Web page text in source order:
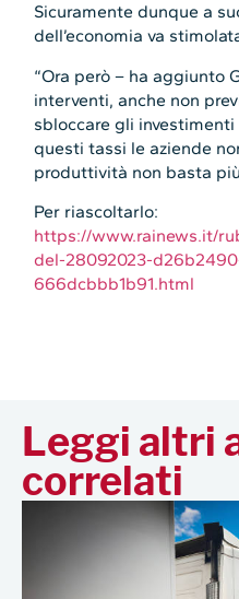
Sicuramente dunque a
dell’economia va
“Ora però – ha aggiunto
interventi, anche non
sbloccare gli
questi tassi le aziende
produttività non basta
Per riascoltarlo:
https://www.rainews.it/
del-28092023-
666dcbbb1b91.html
Leggi altri
correlati